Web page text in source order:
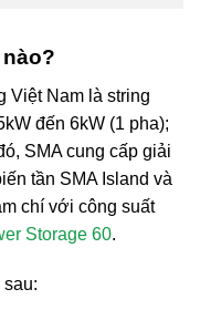
Việt Nam là string
đến 6kW (1 pha);
SMA cung cấp giải
tần SMA Island và
chí với công suất
Storage 60.